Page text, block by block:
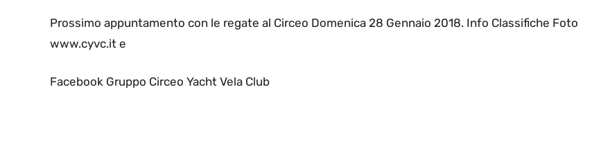
Prossimo appuntamento con le regate al Circeo Domenica 28 Gennaio 2018. Info Classifiche Foto
www.cyvc.it e
Facebook Gruppo Circeo Yacht Vela Club